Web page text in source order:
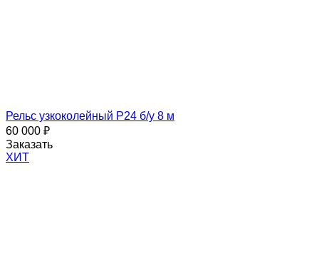
Рельс узкоколейный Р24 б/у 8 м
60 000 ₽
Заказать
ХИТ